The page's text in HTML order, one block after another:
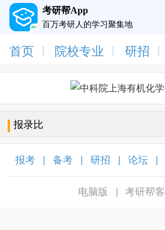
考研帮App
百万考研人的学习聚集地
首页 院校专业 研招
报录比
报考 备考 研招 论坛
电脑版 考研帮